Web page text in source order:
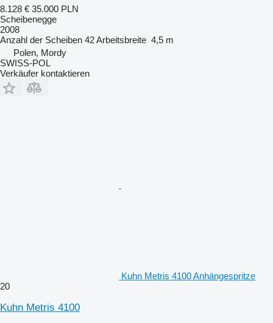
8.128 € 35.000 PLN
Scheibenegge
2008
Anzahl der Scheiben 42Arbeitsbreite 4,5 m
Polen, Mordy
SWISS-POL
Verkäufer kontaktieren
Kuhn Metris 4100 Anhängespritze
20
Kuhn Metris 4100